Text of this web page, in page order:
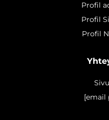
Profil
Profil
Profil
[email